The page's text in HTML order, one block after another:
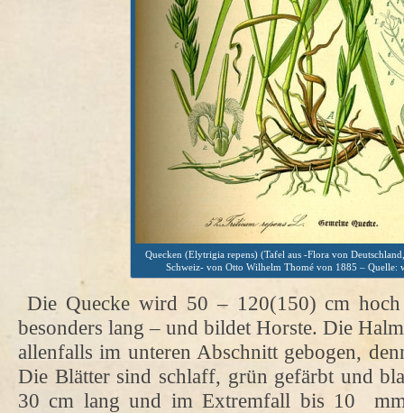
Quecken (Elytrigia repens) (Tafel aus -Flora von
Schweiz- von Otto Wilhelm Thomé von 1885 – Quelle:
Die Quecke wird 50 – 120(150) cm
besonders lang – und bildet Horste. Die
allenfalls im unteren Abschnitt gebogen,
Die Blätter sind schlaff, grün gefärbt und
30 cm lang und im Extremfall bis 10